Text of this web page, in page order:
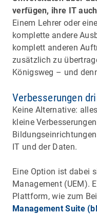
verfügen, ihre IT
Einem Lehrer oder
komplette andere
komplett anderen
zusätzlich zu
Königsweg – und
Verbesserungen
Keine Alternative:
kleine
IT und der Daten.
Eine Option ist dabei
Management (UEM).
Plattform, wie zum
Management Suite